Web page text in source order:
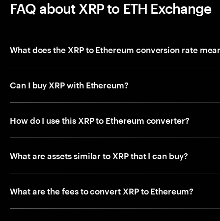
FAQ about XRP to ETH Exchange
What does the XRP to Ethereum conversion rate
Can I buy XRP with Ethereum?
How do I use this XRP to Ethereum converter?
What are assets similar to XRP that I can buy?
What are the fees to convert XRP to Ethereum?